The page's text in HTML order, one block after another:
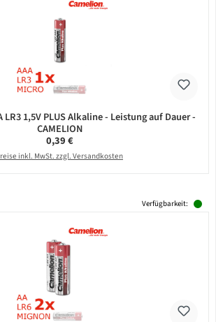
1,5V PLUS Alkaline - Leistung auf Dauer -
CAMELION
Regulärer Preis:
0,39 €
inkl. MwSt. zzgl. Versandkosten
Verfügbarkeit: